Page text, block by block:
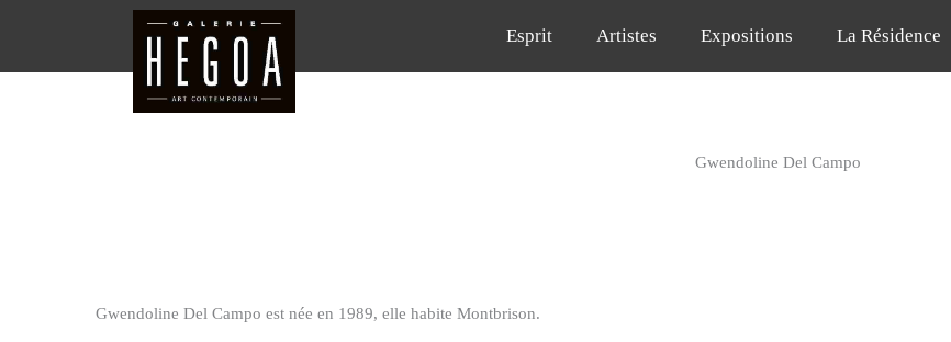
Esprit Artistes Expositions La Résidence
Gwendoline Del Campo
Gwendoline Del Campo est née en 1989, elle habite Montbrison.